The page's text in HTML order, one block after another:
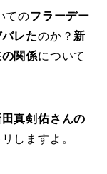
てのフラーデー
レたのか？ 新
関係について
田真剣佑さんの
しますよ。